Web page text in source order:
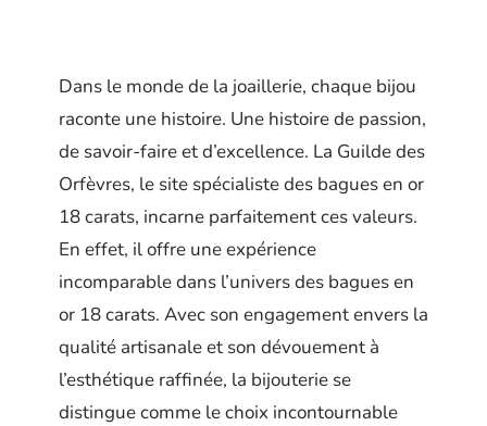
Dans le monde de la joaillerie, chaque bijou
raconte une histoire. Une histoire de passion,
de savoir-faire et d’excellence. La Guilde des
Orfèvres, le site spécialiste des bagues en or
18 carats, incarne parfaitement ces valeurs.
En effet, il offre une expérience
incomparable dans l’univers des bagues en
or 18 carats. Avec son engagement envers la
qualité artisanale et son dévouement à
l’esthétique raffinée, la bijouterie se
distingue comme le choix incontournable